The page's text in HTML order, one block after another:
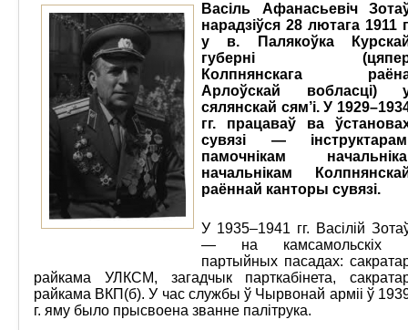
Васіль Афанасьевіч
нарадзіўся 28 лютага 1911
у в. Палякоўка
губерні
Колпнянскага
Арлоўскай вобласці)
сялянскай сям’і. У
гг. працаваў ва
сувязі —
памочнікам
начальнікам
раённай канторы сувязі.
У 1935–1941 гг. Васілій
— на камсамольскіх
партыйных пасадах:
райкама УЛКСМ, загадчык парткабінета,
райкама ВКП(б). У час службы ў Чырвонай арміі ў
г. яму было прысвоена званне палітрука.